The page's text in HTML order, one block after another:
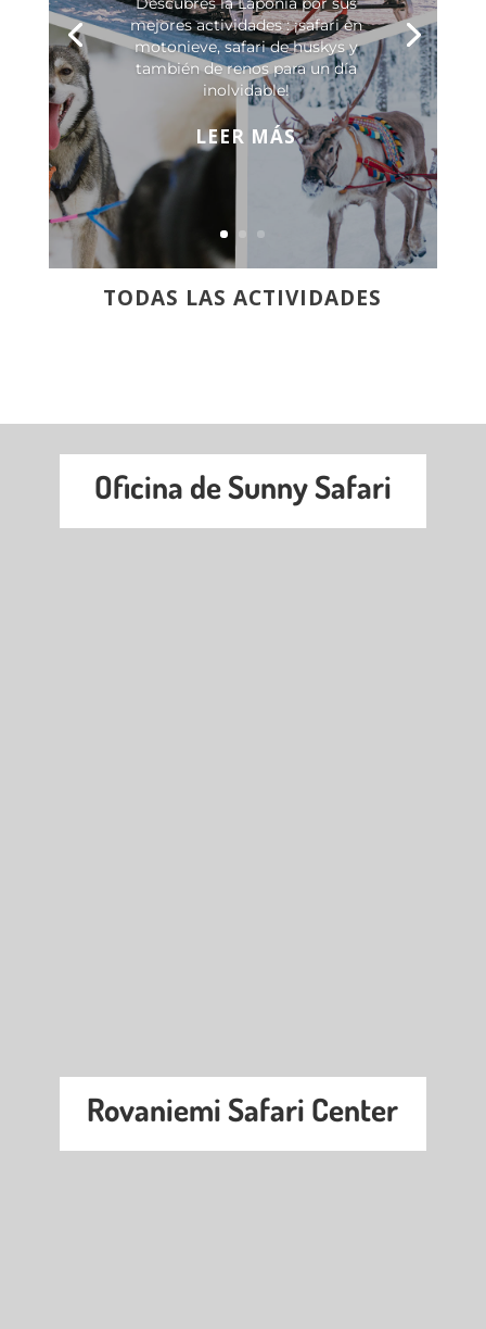
mejores actividades : ¡safari en
motonieve, safari de huskys y
también de renos para un día
inolvidable!
LEER MÁS
TODAS LAS ACTIVIDADES
Oficina de Sunny Safari
Rovaniemi Safari Center